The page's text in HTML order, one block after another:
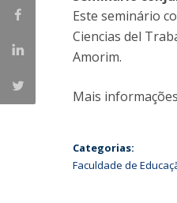
Research
| CEDH
Human
Iniciativas
Este seminário
Ciencias del
Amorim.
Mais
Categorias:
Faculdade de